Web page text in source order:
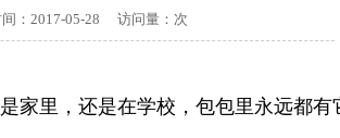
：2017-05-28 访问量： 次
里，还是在学校，包包里永远都有